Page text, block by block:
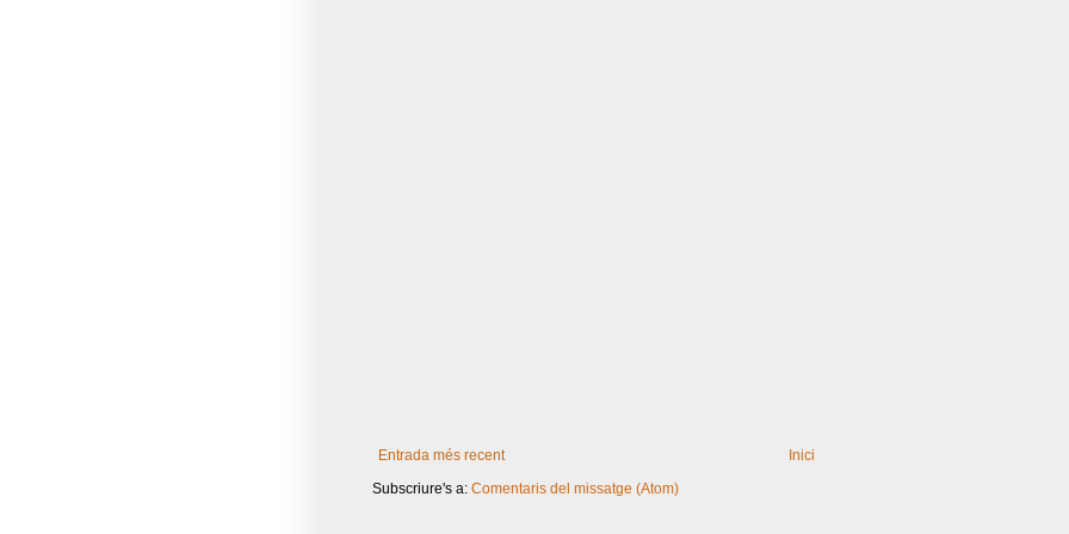
Entrada més recent
Inici
Subscriure's a: Comentaris del missatge (Atom)